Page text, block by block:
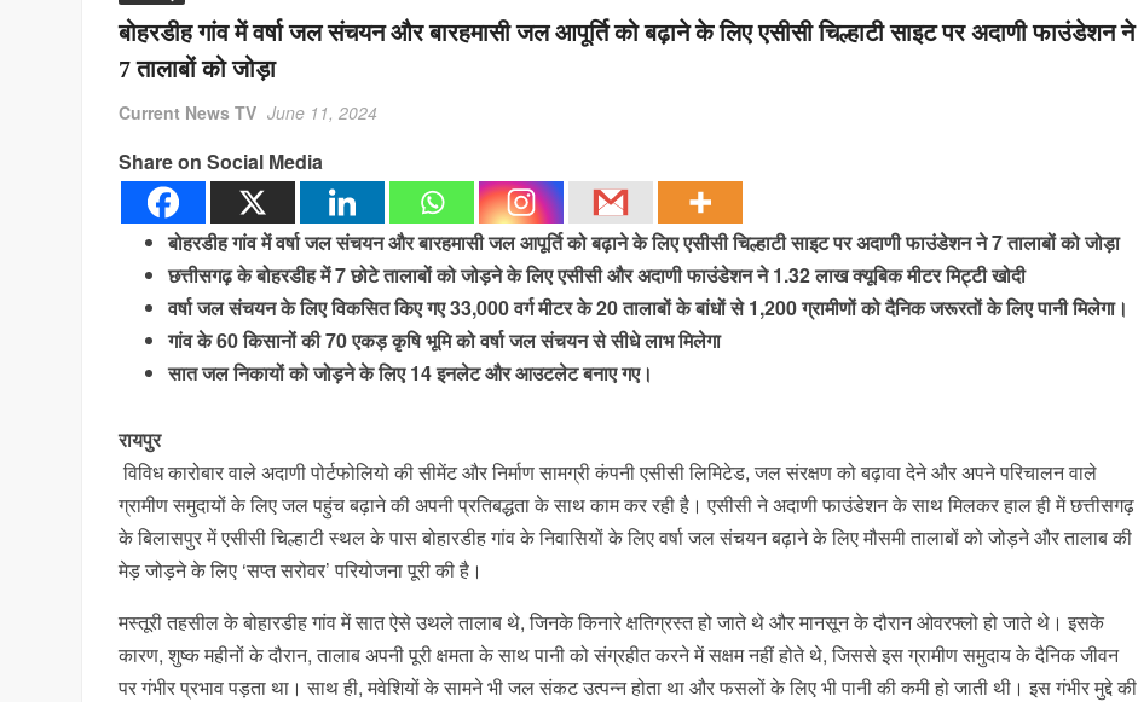
बोहरडीह गांव में वर्षा जल संचयन और बारहमासी जल आपूर्ति को बढ़ाने के लिए एसीसी चिल्हाटी साइट पर अदाणी फाउंडेशन ने
7 तालाबों को जोड़ा
Current News TV June 11, 2024
Share on Social Media
बोहरडीह गांव में वर्षा जल संचयन और बारहमासी जल आपूर्ति को बढ़ाने के लिए एसीसी चिल्हाटी साइट पर अदाणी फाउंडेशन ने 7 तालाबों को जोड़ा
छत्तीसगढ़ के बोहरडीह में 7 छोटे तालाबों को जोड़ने के लिए एसीसी और अदाणी फाउंडेशन ने 1.32 लाख क्यूबिक मीटर मिट्टी खोदी
वर्षा जल संचयन के लिए विकसित किए गए 33,000 वर्ग मीटर के 20 तालाबों के बांधों से 1,200 ग्रामीणों को दैनिक जरूरतों के लिए पानी मिलेगा।
गांव के 60 किसानों की 70 एकड़ कृषि भूमि को वर्षा जल संचयन से सीधे लाभ मिलेगा
सात जल निकायों को जोड़ने के लिए 14 इनलेट और आउटलेट बनाए गए।
रायपुर
विविध कारोबार वाले अदाणी पोर्टफोलियो की सीमेंट और निर्माण सामग्री कंपनी एसीसी लिमिटेड, जल संरक्षण को बढ़ावा देने और अपने परिचालन वाले
ग्रामीण समुदायों के लिए जल पहुंच बढ़ाने की अपनी प्रतिबद्धता के साथ काम कर रही है। एसीसी ने अदाणी फाउंडेशन के साथ मिलकर हाल ही में छत्तीसगढ़
के बिलासपुर में एसीसी चिल्हाटी स्थल के पास बोहारडीह गांव के निवासियों के लिए वर्षा जल संचयन बढ़ाने के लिए मौसमी तालाबों को जोड़ने और तालाब की
मेड़ जोड़ने के लिए ‘सप्त सरोवर’ परियोजना पूरी की है।
मस्तूरी तहसील के बोहारडीह गांव में सात ऐसे उथले तालाब थे, जिनके किनारे क्षतिग्रस्त हो जाते थे और मानसून के दौरान ओवरफ्लो हो जाते थे। इसके
कारण, शुष्क महीनों के दौरान, तालाब अपनी पूरी क्षमता के साथ पानी को संग्रहीत करने में सक्षम नहीं होते थे, जिससे इस ग्रामीण समुदाय के दैनिक जीवन
पर गंभीर प्रभाव पड़ता था। साथ ही, मवेशियों के सामने भी जल संकट उत्पन्न होता था और फसलों के लिए भी पानी की कमी हो जाती थी। इस गंभीर मुद्दे की